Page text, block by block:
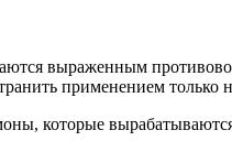
выраженным
применением только
которые